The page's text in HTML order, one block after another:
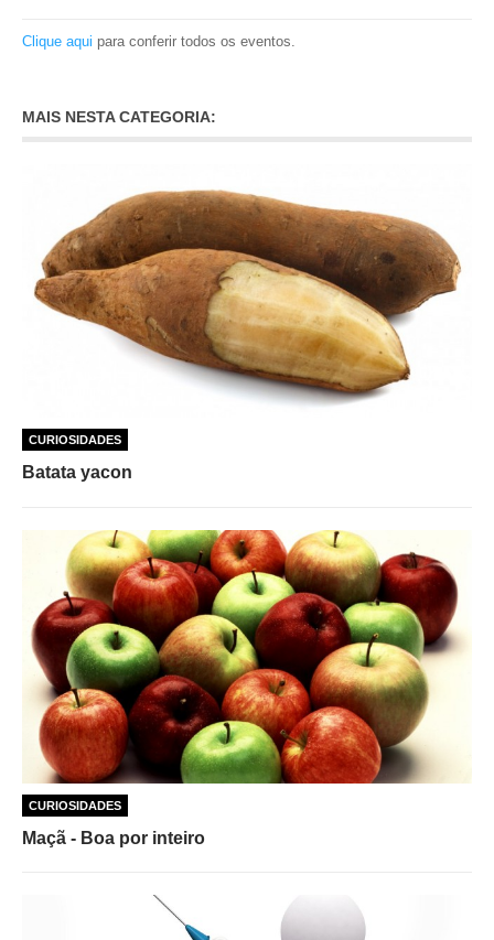
Clique aqui para conferir todos os eventos.
MAIS NESTA CATEGORIA:
CURIOSIDADES
Batata yacon
CURIOSIDADES
Maçã - Boa por inteiro